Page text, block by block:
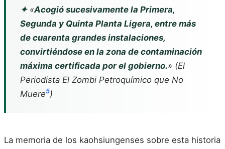
✦«Acogió sucesivamente la Primera,
Segunda y Quinta Planta Ligera, entre más
de cuarenta grandes instalaciones,
convirtiéndose en la zona de contaminación
máxima certificada por el gobierno.» (El
Periodista El Zombi Petroquímico que No
Muere5)
La memoria de los kaohsiungenses sobre esta historia